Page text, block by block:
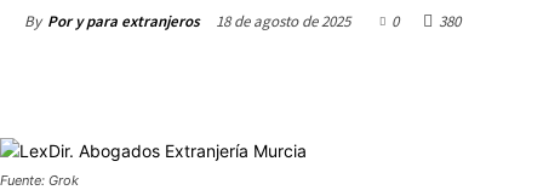
By Por y para extranjeros 18 de agosto de 2025 0 380
Fuente: Grok